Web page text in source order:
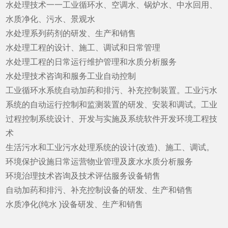
水处理技术一一工业循环水、空调水、锅炉水、中水回用、
水质净化、污水、景观水
水处理系列药剂的研发、生产和销售
水处理工程的设计、施工、调试和日常管理
水处理工程的日常运行维护管理和水质分析服务
水处理技术咨询和服务工业自动控制
工业循环水系统自动加药和排污、补充控制装置。工业污水
系统的自动运行控制和监测装置的研发、安装和调试。工业
过程控制系统设计、开发与实施及系统软件开发环境工程技
术
生活污水和工业污水处理系统的设计(改造)、施工、调试。
环境保护设施日常运营物业管理及废水水质分析服务
环境治理技术咨询及技术评估服务设备销售
自动加药和排污、补充控制设备的研发、生产和销售
水质净化(纯水 )设备研发、生产和销售